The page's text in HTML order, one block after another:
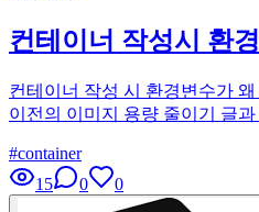
컨테이너 작성시 환
컨테이너 작성 시 환경변수가
이전의 이미지 용량 줄이기 글
#container
15
0 0